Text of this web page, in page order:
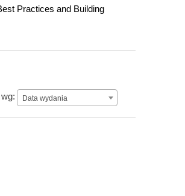
Practices and Building
Data wydania
Data wydania